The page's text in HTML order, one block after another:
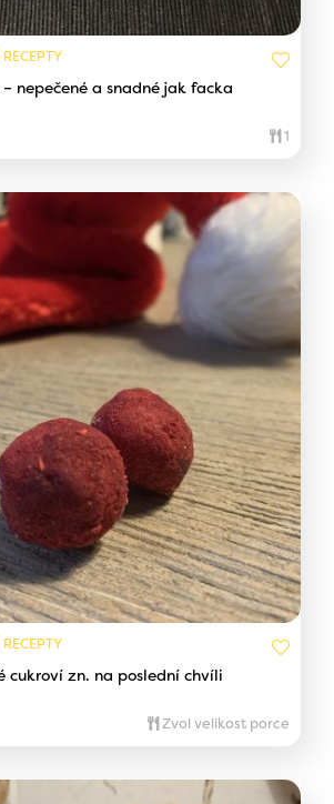
nepečené a snadné jak facka
1
cukroví zn. na poslední chvíli
Zvol velikost porce